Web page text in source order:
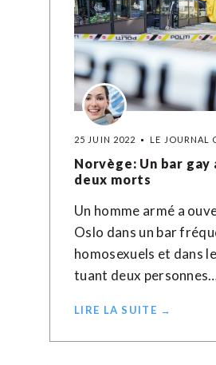
25 JUIN 2022 LE JOURNAL
Norvège: Un bar
deux morts
Un homme armé a
Oslo dans un bar
homosexuels et dans
tuant deux
LIRE LA SUITE →